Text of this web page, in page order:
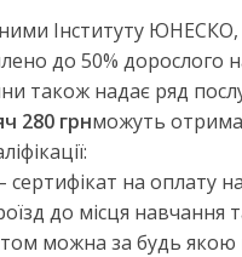
Інституту
до 50% дорослого
також надає ряд
280 грнможуть
сертифікат на оплату
до місця навчання
можна за будь якою